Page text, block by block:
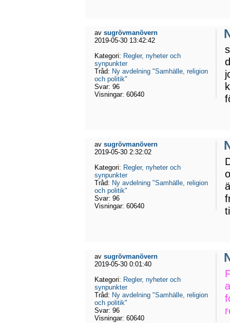
av sugrövmanövern
2019-05-30 13:42:42
Kategori: Regler, nyheter och
synpunkter
Tråd: Ny avdelning "Samhälle, religion
och politik"
Svar: 96
Visningar: 60640
av sugrövmanövern
2019-05-30 2:32:02
Kategori: Regler, nyheter och
synpunkter
Tråd: Ny avdelning "Samhälle, religion
och politik"
Svar: 96
Visningar: 60640
av sugrövmanövern
2019-05-30 0:01:40
Kategori: Regler, nyheter och
synpunkter
Tråd: Ny avdelning "Samhälle, religion
och politik"
Svar: 96
Visningar: 60640